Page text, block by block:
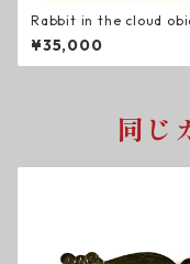
Rabbit in the cloud
e 雲に兎 帯留め
¥35,000
同じ